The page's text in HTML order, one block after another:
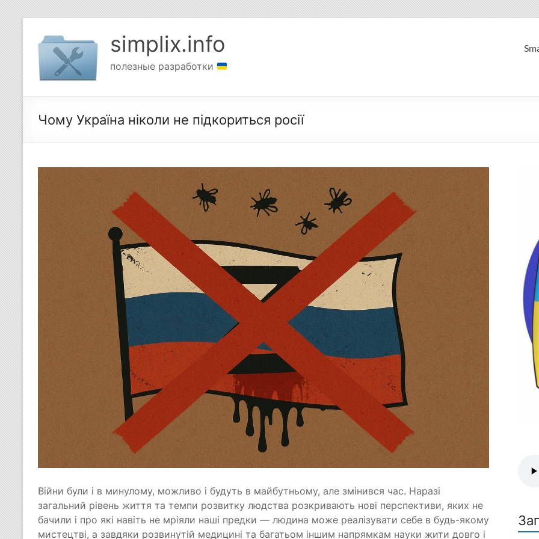
содержимому
simplix.info
полезные разработки
Чому Україна ніколи не підкориться росії
Війни були і в минулому, можливо і будуть в майбутньому, але змінився час. Наразі
загальний рівень життя та темпи розвитку людства розкривають нові перспективи, яких не
бачили і про які навіть не мріяли наші предки — людина може реалізувати себе в будь-якому
мистецтві, а завдяки розвинутій медицині та багатьом іншим напрямкам науки жити довго і